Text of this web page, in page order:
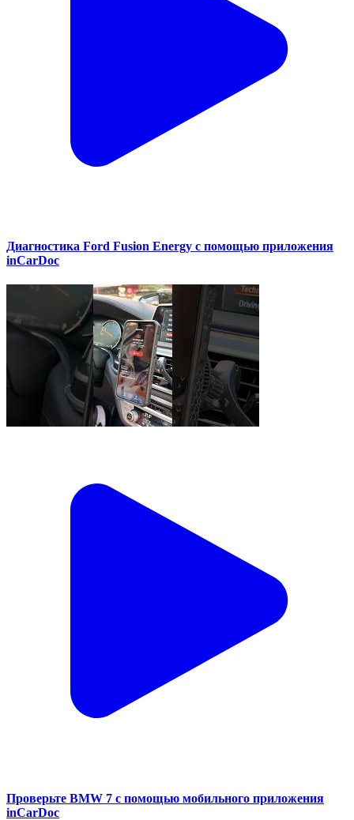
Диагностика Ford Fusion Energy с помощью приложения
inCarDoc
Проверьте BMW 7 с помощью мобильного приложения
inCarDoc